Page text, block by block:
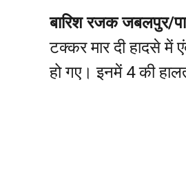
बारिश रजक जबलपुर/
टक्कर मार दी हादसे में
हो गए। इनमें 4 की